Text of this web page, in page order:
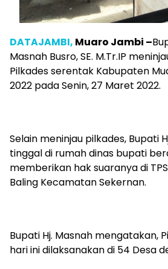
DATAJAMBI, Muaro Jambi –
Masnah Busro, SE. M.Tr.IP
Pilkades serentak Kabupaten
2022 pada Senin, 27 Maret 2022.
Selain meninjau pilkades, Bupati
tinggal di rumah dinas bupati
memberikan hak suaranya di
Baling Kecamatan Sekernan.
Bupati Hj. Masnah mengatakan,
hari ini dilaksanakan di 54 Desa